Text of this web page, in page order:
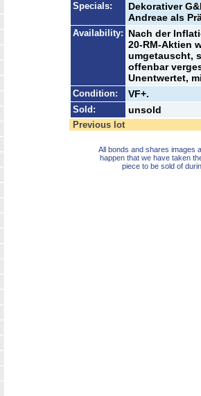
Specials:
Dekorativer
Andreae als
Availability: Nach der
20-RM-Aktien
umgetauscht,
offenbar
Unentwertet,
Condition: VF+.
Sold: unsold
Previous lot
All bonds and shares images
happen that we have taken
piece to be sold of